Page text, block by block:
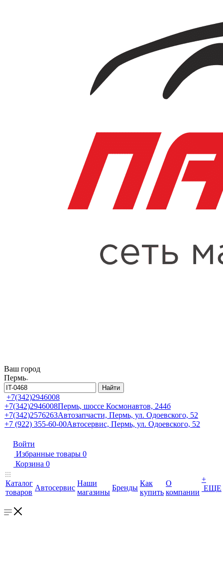
Ваш город
Пермь
Найти
+7(342)2946008
+7(342)2946008Пермь, шоссе Космонавтов, 244б
+7(342)2576263Автозапчасти, Пермь, ул. Одоевского, 52
+7 (922) 355-60-00Автосервис, Пермь, ул. Одоевского, 52
Войти
Избранные товары 0
Корзина 0
Каталог
товаров
Автосервис
Наши
магазины
Бренды
Как
купить
О
компании
+
ЕЩЕ